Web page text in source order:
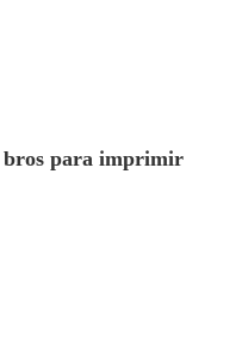
bros para imprimir